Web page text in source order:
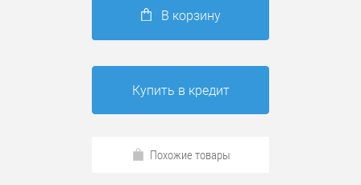
В корзину
Купить в кредит
Похожие товары